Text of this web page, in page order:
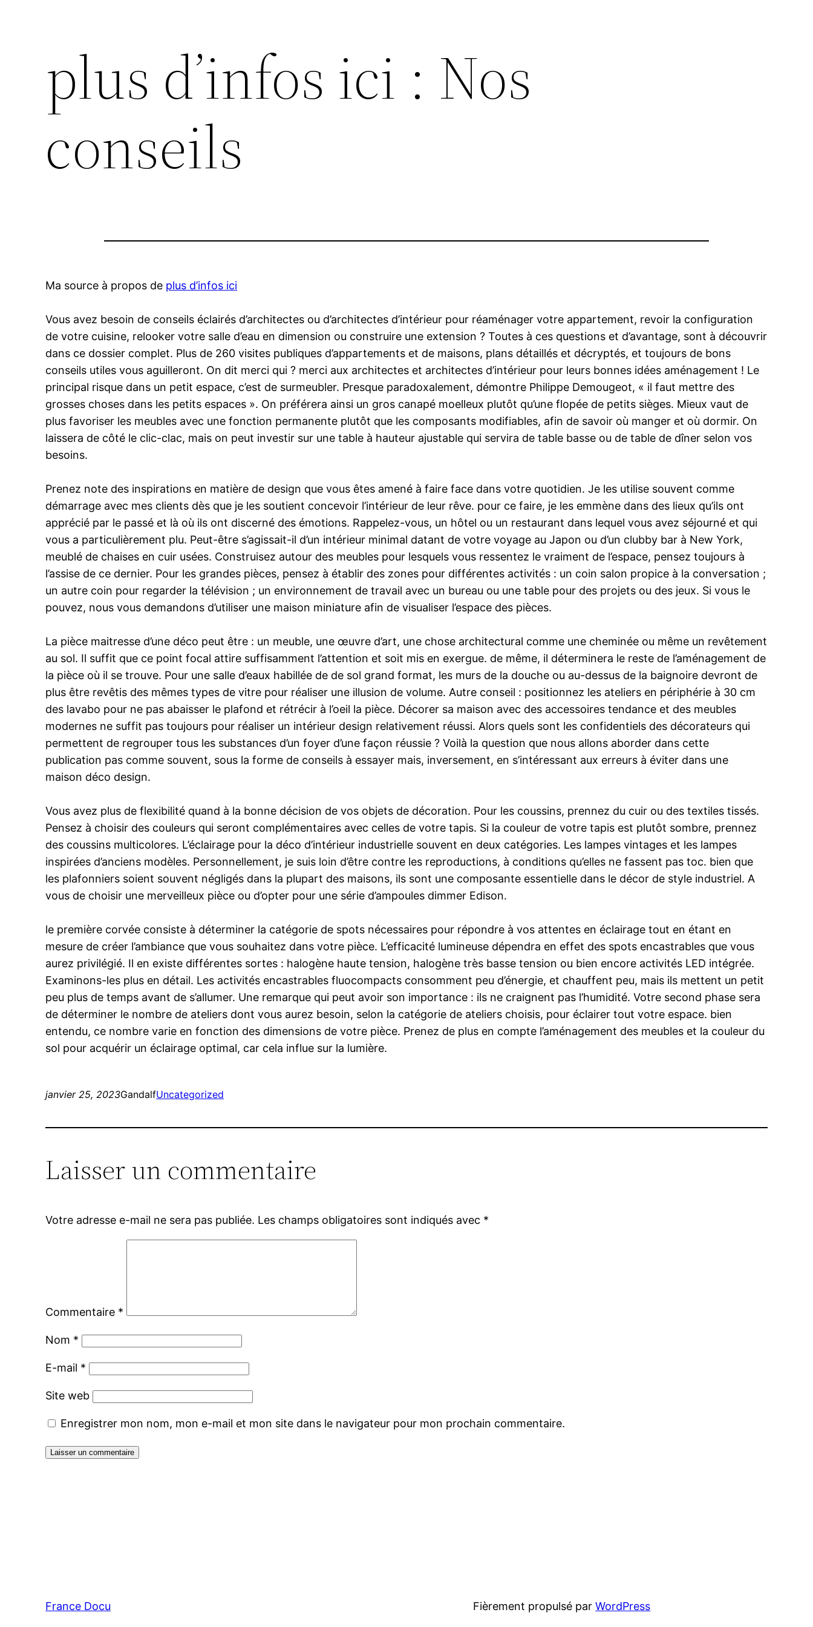
plus d’infos ici : Nos
conseils
Ma source à propos de plus d’infos ici
Vous avez besoin de conseils éclairés d’architectes ou d’architectes d’intérieur pour réaménager votre appartement, revoir la configuration
de votre cuisine, relooker votre salle d’eau en dimension ou construire une extension ? Toutes à ces questions et d’avantage, sont à découvrir
dans ce dossier complet. Plus de 260 visites publiques d’appartements et de maisons, plans détaillés et décryptés, et toujours de bons
conseils utiles vous aguilleront. On dit merci qui ? merci aux architectes et architectes d’intérieur pour leurs bonnes idées aménagement ! Le
principal risque dans un petit espace, c’est de surmeubler. Presque paradoxalement, démontre Philippe Demougeot, « il faut mettre des
grosses choses dans les petits espaces ». On préférera ainsi un gros canapé moelleux plutôt qu’une flopée de petits sièges. Mieux vaut de
plus favoriser les meubles avec une fonction permanente plutôt que les composants modifiables, afin de savoir où manger et où dormir. On
laissera de côté le clic-clac, mais on peut investir sur une table à hauteur ajustable qui servira de table basse ou de table de dîner selon vos
besoins.
Prenez note des inspirations en matière de design que vous êtes amené à faire face dans votre quotidien. Je les utilise souvent comme
démarrage avec mes clients dès que je les soutient concevoir l’intérieur de leur rêve. pour ce faire, je les emmène dans des lieux qu’ils ont
apprécié par le passé et là où ils ont discerné des émotions. Rappelez-vous, un hôtel ou un restaurant dans lequel vous avez séjourné et qui
vous a particulièrement plu. Peut-être s’agissait-il d’un intérieur minimal datant de votre voyage au Japon ou d’un clubby bar à New York,
meublé de chaises en cuir usées. Construisez autour des meubles pour lesquels vous ressentez le vraiment de l’espace, pensez toujours à
l’assise de ce dernier. Pour les grandes pièces, pensez à établir des zones pour différentes activités : un coin salon propice à la conversation ;
un autre coin pour regarder la télévision ; un environnement de travail avec un bureau ou une table pour des projets ou des jeux. Si vous le
pouvez, nous vous demandons d’utiliser une maison miniature afin de visualiser l’espace des pièces.
La pièce maitresse d’une déco peut être : un meuble, une œuvre d’art, une chose architectural comme une cheminée ou même un revêtement
au sol. Il suffit que ce point focal attire suffisamment l’attention et soit mis en exergue. de même, il déterminera le reste de l’aménagement de
la pièce où il se trouve. Pour une salle d’eaux habillée de de sol grand format, les murs de la douche ou au-dessus de la baignoire devront de
plus être revêtis des mêmes types de vitre pour réaliser une illusion de volume. Autre conseil : positionnez les ateliers en périphérie à 30 cm
des lavabo pour ne pas abaisser le plafond et rétrécir à l’oeil la pièce. Décorer sa maison avec des accessoires tendance et des meubles
modernes ne suffit pas toujours pour réaliser un intérieur design relativement réussi. Alors quels sont les confidentiels des décorateurs qui
permettent de regrouper tous les substances d’un foyer d’une façon réussie ? Voilà la question que nous allons aborder dans cette
publication pas comme souvent, sous la forme de conseils à essayer mais, inversement, en s’intéressant aux erreurs à éviter dans une
maison déco design.
Vous avez plus de flexibilité quand à la bonne décision de vos objets de décoration. Pour les coussins, prennez du cuir ou des textiles tissés.
Pensez à choisir des couleurs qui seront complémentaires avec celles de votre tapis. Si la couleur de votre tapis est plutôt sombre, prennez
des coussins multicolores. L’éclairage pour la déco d’intérieur industrielle souvent en deux catégories. Les lampes vintages et les lampes
inspirées d’anciens modèles. Personnellement, je suis loin d’être contre les reproductions, à conditions qu’elles ne fassent pas toc. bien que
les plafonniers soient souvent négligés dans la plupart des maisons, ils sont une composante essentielle dans le décor de style industriel. A
vous de choisir une merveilleux pièce ou d’opter pour une série d’ampoules dimmer Edison.
le première corvée consiste à déterminer la catégorie de spots nécessaires pour répondre à vos attentes en éclairage tout en étant en
mesure de créer l’ambiance que vous souhaitez dans votre pièce. L’efficacité lumineuse dépendra en effet des spots encastrables que vous
aurez privilégié. Il en existe différentes sortes : halogène haute tension, halogène très basse tension ou bien encore activités LED intégrée.
Examinons-les plus en détail. Les activités encastrables fluocompacts consomment peu d’énergie, et chauffent peu, mais ils mettent un petit
peu plus de temps avant de s’allumer. Une remarque qui peut avoir son importance : ils ne craignent pas l’humidité. Votre second phase sera
de déterminer le nombre de ateliers dont vous aurez besoin, selon la catégorie de ateliers choisis, pour éclairer tout votre espace. bien
entendu, ce nombre varie en fonction des dimensions de votre pièce. Prenez de plus en compte l’aménagement des meubles et la couleur du
sol pour acquérir un éclairage optimal, car cela influe sur la lumière.
janvier 25, 2023GandalfUncategorized
Laisser un commentaire
Votre adresse e-mail ne sera pas publiée. Les champs obligatoires sont indiqués avec *
Commentaire *
Nom *
E-mail *
Site web
Enregistrer mon nom, mon e-mail et mon site dans le navigateur pour mon prochain commentaire.
France Docu Fièrement propulsé parWordPress